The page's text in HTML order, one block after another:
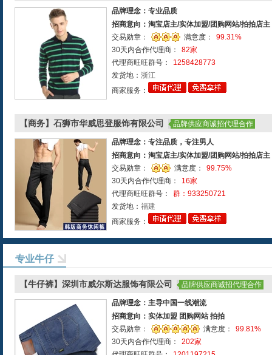
品牌理念：专业品质
招商意向：淘宝店主/实体加盟/团购网站/拍拍店主
交易勋章：
满意度：
99.31%
30天内合作代理商：
82家
代理商旺旺群号：
1258428773
发货地： 浙江
商家服务：
【商务】石狮市华威思登服饰有限公司 品牌供应商诚招代理合作
品牌理念：专注品质，专注男人
招商意向：淘宝店主/实体加盟/团购网站/拍拍店主
交易勋章：
满意度：
99.75%
30天内合作代理商：
16家
代理商旺旺群号：
群：933250721
发货地： 福建
商家服务：
专业牛仔
【牛仔裤】深圳市威尔斯达服饰有限公司 品牌供应商诚招代理合作
品牌理念：主导中国一线潮流
招商意向：实体加盟 团购网站 拍拍
交易勋章：
满意度：
99.81%
30天内合作代理商：
202家